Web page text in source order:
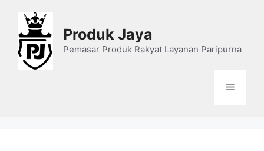
content
Produk Jaya
Pemasar Produk Rakyat Layanan Paripurna
Menu